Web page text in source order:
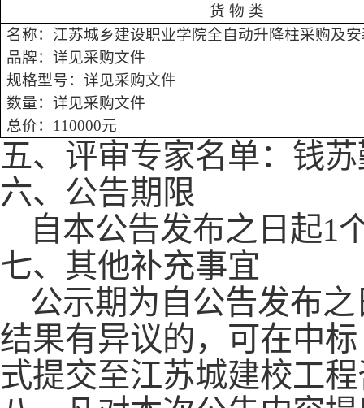
货 物 类
名称：江苏城乡建设职业学院全自动升降柱采购及
品牌：详见采购文件
规格型号：详见采购文件
数量：详见采购文件
总价： 110000元
五、 评审专家名单： 钱
六、公告期限
自本公告发布之日起1
七、其他补充事宜
公示期为自公告发布之
结果有异议的，可在中
式提交至江苏城建校工